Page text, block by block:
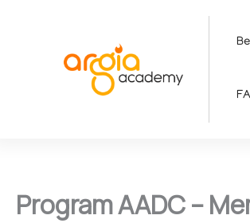
Program AADC –